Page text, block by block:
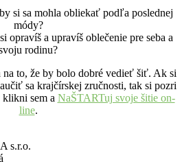
si sa mohla obliekať podľa poslednej
módy?
opravíš a upravíš oblečenie pre seba a
rodinu?
na to, že by bolo dobré vedieť šiť. Ak si
sa krajčírskej zručnosti, tak si pozri
sem a NaŠTARTuj svoje šitie on-
line.
s.r.o.